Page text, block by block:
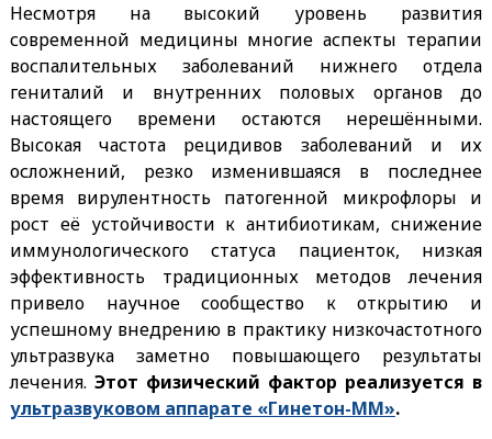
Несмотря на высокий уровень развития
современной медицины многие аспекты терапии
воспалительных заболеваний нижнего отдела
гениталий и внутренних половых органов до
настоящего времени остаются нерешёнными.
Высокая частота рецидивов заболеваний и их
осложнений, резко изменившаяся в последнее
время вирулентность патогенной микрофлоры и
рост её устойчивости к антибиотикам, снижение
иммунологического статуса пациенток, низкая
эффективность традиционных методов лечения
привело научное сообщество к открытию и
успешному внедрению в практику низкочастотного
ультразвука заметно повышающего результаты
лечения. Этот физический фактор реализуется в
ультразвуковом аппарате «Гинетон-ММ».